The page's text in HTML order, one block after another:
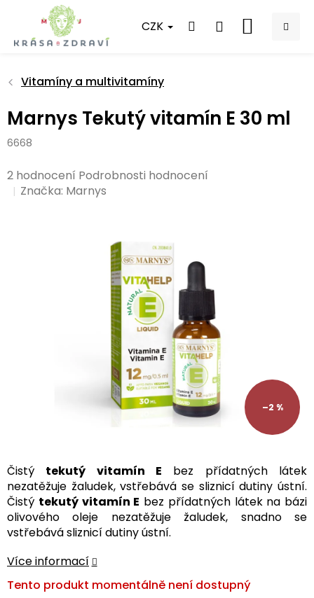
obsah
CZK
NÁKUPNÍ
Vitamíny a multivitamíny
Marnys Tekutý vitamín E 30 ml
6668
Průměrné
hodnocení
2 hodnocení Podrobnosti hodnocení
Značka: Marnys
–2 %
Čistý tekutý vitamín E bez přídatných látek
nezatěžuje žaludek, vstřebává se sliznicí dutiny ústní.
Čistý tekutý vitamín E bez přídatných látek na bázi
olivového oleje nezatěžuje žaludek, snadno se
vstřebává sliznicí dutiny ústní.
Více informací
Tento produkt momentálně není dostupný